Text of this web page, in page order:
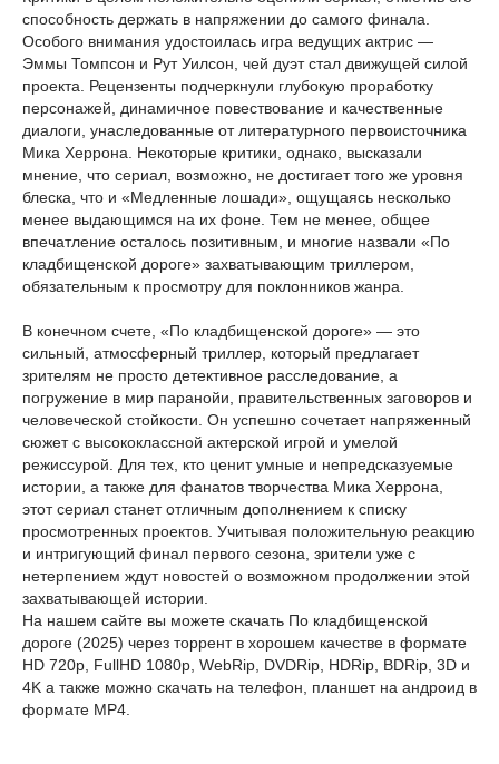
способность держать в напряжении до самого финала.
Особого внимания удостоилась игра ведущих актрис —
Эммы Томпсон и Рут Уилсон, чей дуэт стал движущей силой
проекта. Рецензенты подчеркнули глубокую проработку
персонажей, динамичное повествование и качественные
диалоги, унаследованные от литературного первоисточника
Мика Херрона. Некоторые критики, однако, высказали
мнение, что сериал, возможно, не достигает того же уровня
блеска, что и «Медленные лошади», ощущаясь несколько
менее выдающимся на их фоне. Тем не менее, общее
впечатление осталось позитивным, и многие назвали «По
кладбищенской дороге» захватывающим триллером,
обязательным к просмотру для поклонников жанра.
В конечном счете, «По кладбищенской дороге» — это
сильный, атмосферный триллер, который предлагает
зрителям не просто детективное расследование, а
погружение в мир паранойи, правительственных заговоров и
человеческой стойкости. Он успешно сочетает напряженный
сюжет с высококлассной актерской игрой и умелой
режиссурой. Для тех, кто ценит умные и непредсказуемые
истории, а также для фанатов творчества Мика Херрона,
этот сериал станет отличным дополнением к списку
просмотренных проектов. Учитывая положительную реакцию
и интригующий финал первого сезона, зрители уже с
нетерпением ждут новостей о возможном продолжении этой
захватывающей истории.
На нашем сайте вы можете скачать По кладбищенской
дороге (2025) через торрент в хорошем качестве в формате
HD 720p, FullHD 1080p, WebRip, DVDRip, HDRip, BDRip, 3D и
4K а также можно скачать на телефон, планшет на андроид в
формате MP4.